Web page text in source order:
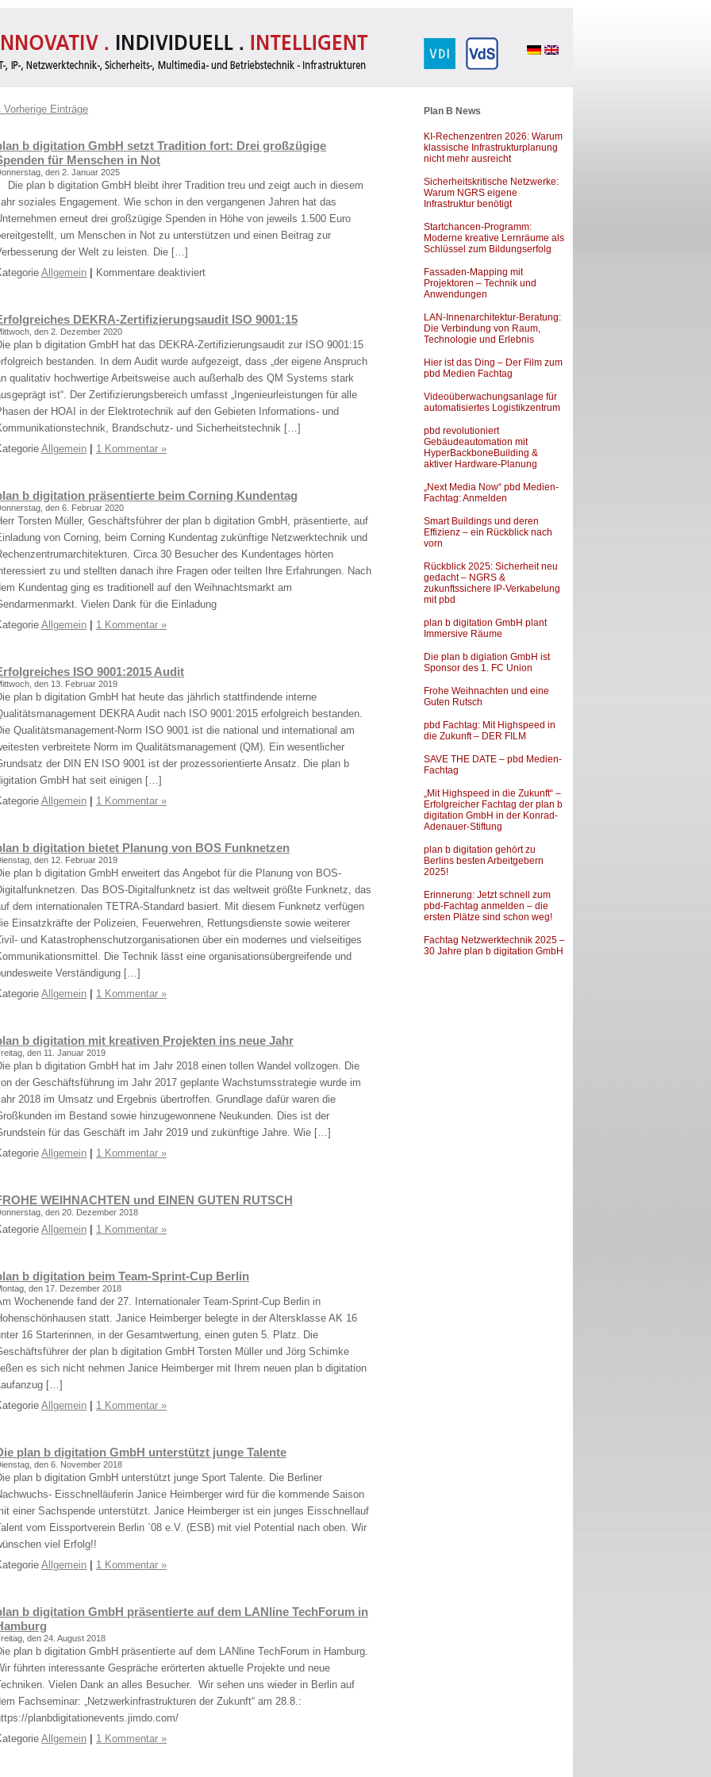
Plan B News
KI-Rechenzentren 2026: Warum
klassische Infrastrukturplanung
nicht mehr ausreicht
Sicherheitskritische Netzwerke:
Warum NGRS eigene
Infrastruktur benötigt
Startchancen-Programm:
Moderne kreative Lernräume als
Schlüssel zum Bildungserfolg
Fassaden-Mapping mit
Projektoren – Technik und
Anwendungen
LAN-Innenarchitektur-Beratung:
Die Verbindung von Raum,
Technologie und Erlebnis
Hier ist das Ding – Der Film zum
pbd Medien Fachtag
Videoüberwachungsanlage für
automatisiertes Logistikzentrum
pbd revolutioniert
Gebäudeautomation mit
HyperBackboneBuilding &
aktiver Hardware-Planung
„Next Media Now“ pbd Medien-
Fachtag: Anmelden
Smart Buildings und deren
Effizienz – ein Rückblick nach
vorn
Rückblick 2025: Sicherheit neu
gedacht – NGRS &
zukunftssichere IP-Verkabelung
mit pbd
plan b digitation GmbH plant
Immersive Räume
Die plan b digiation GmbH ist
Sponsor des 1. FC Union
Frohe Weihnachten und eine
Guten Rutsch
pbd Fachtag: Mit Highspeed in
die Zukunft – DER FILM
SAVE THE DATE – pbd Medien-
Fachtag
„Mit Highspeed in die Zukunft“ –
Erfolgreicher Fachtag der plan b
digitation GmbH in der Konrad-
Adenauer-Stiftung
plan b digitation gehört zu
Berlins besten Arbeitgebern
2025!
Erinnerung: Jetzt schnell zum
pbd-Fachtag anmelden – die
ersten Plätze sind schon weg!
Fachtag Netzwerktechnik 2025 –
30 Jahre plan b digitation GmbH
Vorherige Einträge
b digitation GmbH setzt Tradition fort: Drei großzügige
für Menschen in Not
den 2. Januar 2025
Die plan b digitation GmbH bleibt ihrer Tradition treu und zeigt auch in diesem
soziales Engagement. Wie schon in den vergangenen Jahren hat das
erneut drei großzügige Spenden in Höhe von jeweils 1.500 Euro
um Menschen in Not zu unterstützen und einen Beitrag zur
der Welt zu leisten. Die […]
Allgemein Kommentare deaktiviertfür
digitation
GmbH
setzt
Tradition
fort:
Drei
großzügige
Not
DEKRA-Zertifizierungsaudit ISO 9001:15
den 2. Dezember 2020
plan b digitation GmbH hat das DEKRA-Zertifizierungsaudit zur ISO 9001:15
bestanden. In dem Audit wurde aufgezeigt, dass „der eigene Anspruch
qualitativ hochwertige Arbeitsweise auch außerhalb des QM Systems stark
ist“. Der Zertifizierungsbereich umfasst „Ingenieurleistungen für alle
der HOAI in der Elektrotechnik auf den Gebieten Informations- und
Brandschutz- und Sicherheitstechnik […]
Allgemein 1 Kommentar »
b digitation präsentierte beim Corning Kundentag
den 6. Februar 2020
Torsten Müller, Geschäftsführer der plan b digitation GmbH, präsentierte, auf
von Corning, beim Corning Kundentag zukünftige Netzwerktechnik und
Circa 30 Besucher des Kundentages hörten
zu und stellten danach ihre Fragen oder teilten Ihre Erfahrungen. Nach
Kundentag ging es traditionell auf den Weihnachtsmarkt am
Vielen Dank für die Einladung
Allgemein 1 Kommentar »
ISO 9001:2015 Audit
den 13. Februar 2019
plan b digitation GmbH hat heute das jährlich stattfindende interne
DEKRA Audit nach ISO 9001:2015 erfolgreich bestanden.
Qualitätsmanagement-Norm ISO 9001 ist die national und international am
verbreitete Norm im Qualitätsmanagement (QM). Ein wesentlicher
der DIN EN ISO 9001 ist der prozessorientierte Ansatz. Die plan b
GmbH hat seit einigen […]
Allgemein 1 Kommentar »
b digitation bietet Planung von BOS Funknetzen
den 12. Februar 2019
plan b digitation GmbH erweitert das Angebot für die Planung von BOS-
Das BOS-Digitalfunknetz ist das weltweit größte Funknetz, das
dem internationalen TETRA-Standard basiert. Mit diesem Funknetz verfügen
Einsatzkräfte der Polizeien, Feuerwehren, Rettungsdienste sowie weiterer
und Katastrophenschutzorganisationen über ein modernes und vielseitiges
Die Technik lässt eine organisationsübergreifende und
Verständigung […]
Allgemein 1 Kommentar »
b digitation mit kreativen Projekten ins neue Jahr
den 11. Januar 2019
plan b digitation GmbH hat im Jahr 2018 einen tollen Wandel vollzogen. Die
der Geschäftsführung im Jahr 2017 geplante Wachstumsstrategie wurde im
2018 im Umsatz und Ergebnis übertroffen. Grundlage dafür waren die
im Bestand sowie hinzugewonnene Neukunden. Dies ist der
für das Geschäft im Jahr 2019 und zukünftige Jahre. Wie […]
Allgemein 1 Kommentar »
WEIHNACHTEN und EINEN GUTEN RUTSCH
den 20. Dezember 2018
Allgemein 1 Kommentar »
b digitation beim Team-Sprint-Cup Berlin
den 17. Dezember 2018
Wochenende fand der 27. Internationaler Team-Sprint-Cup Berlin in
statt. Janice Heimberger belegte in der Altersklasse AK 16
16 Starterinnen, in der Gesamtwertung, einen guten 5. Platz. Die
der plan b digitation GmbH Torsten Müller und Jörg Schimke
es sich nicht nehmen Janice Heimberger mit Ihrem neuen plan b digitation
[…]
Allgemein 1 Kommentar »
plan b digitation GmbH unterstützt junge Talente
den 6. November 2018
plan b digitation GmbH unterstützt junge Sport Talente. Die Berliner
Eisschnelläuferin Janice Heimberger wird für die kommende Saison
einer Sachspende unterstützt. Janice Heimberger ist ein junges Eisschnellauf
vom Eissportverein Berlin `08 e.V. (ESB) mit viel Potential nach oben. Wir
viel Erfolg!!
Allgemein 1 Kommentar »
b digitation GmbH präsentierte auf dem LANline TechForum in
den 24. August 2018
plan b digitation GmbH präsentierte auf dem LANline TechForum in Hamburg.
führten interessante Gespräche erörterten aktuelle Projekte und neue
Vielen Dank an alles Besucher. Wir sehen uns wieder in Berlin auf
Fachseminar: „Netzwerkinfrastrukturen der Zukunft“ am 28.8.:
planbdigitationevents.jimdo.com/
Allgemein 1 Kommentar »